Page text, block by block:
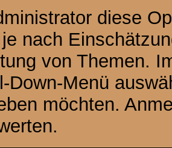
diese
nach
von Themen.
Down-Menü
möchten.